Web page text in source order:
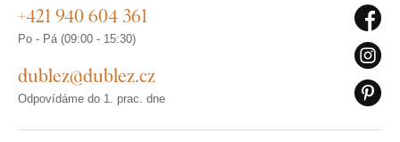
+421 940 604 361
Po - Pá (09:00 - 15:30)
dublez@dublez.cz
Odpovídáme do 1. prac. dne